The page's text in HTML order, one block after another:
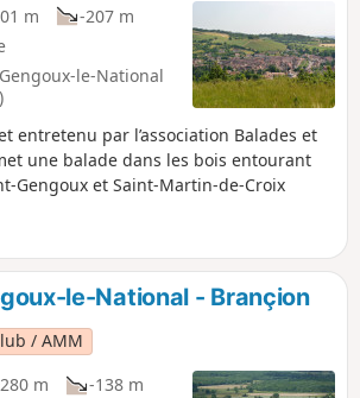
m
-207 m
le-National
entretenu par l’association Balades et
une balade dans les bois entourant
Gengoux et Saint-Martin-de-Croix
le-National - Brançion
/ AMM
m
-138 m